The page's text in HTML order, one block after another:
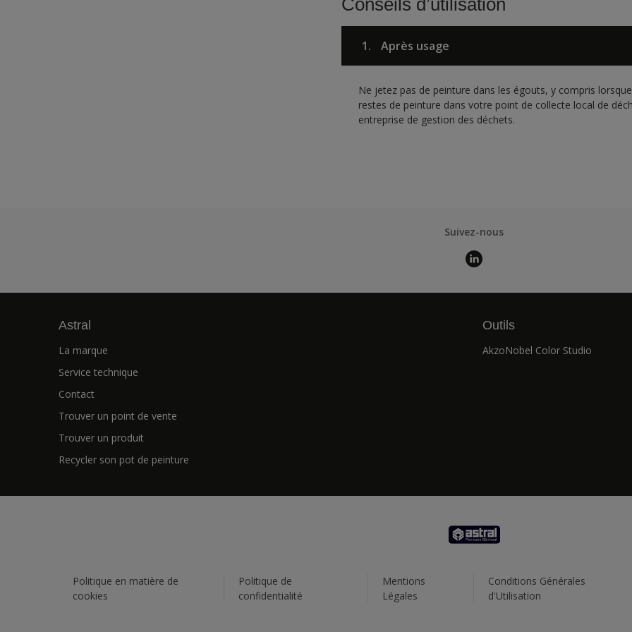
Conseils d’utilisation
1. Après usage
Ne jetez pas de peinture dans les égouts, y compris
restes de peinture dans votre point de collecte local de
entreprise de gestion des déchets.
Suivez-nous
Astral
La marque
Service technique
Contact
Trouver un point de vente
Trouver un produit
Recycler son pot de peinture
Outils
AkzoNobel Color Studio
Politique en matière de
cookies
Politique de
confidentialité
Mentions
Légales
Conditions Générales
d'Utilisation